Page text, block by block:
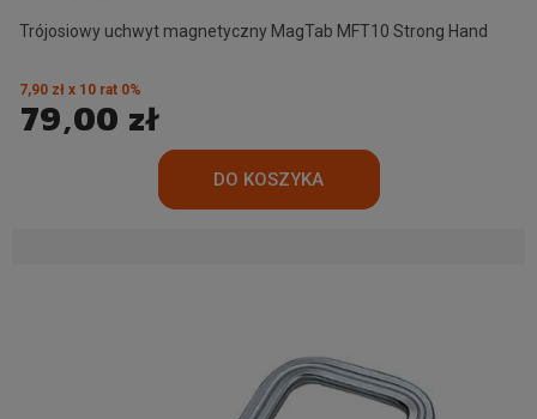
Trójosiowy uchwyt magnetyczny MagTab MFT10 Strong Hand
79,00 zł
7,90 zł x 10 rat 0%